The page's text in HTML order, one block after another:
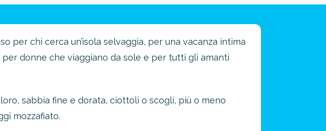
per chi cerca un’isola selvaggia, per una vacanza intima
donne che viaggiano da sole e per tutti gli amanti
sabbia fine e dorata, ciottoli o scogli, più o meno
mozzafiato.